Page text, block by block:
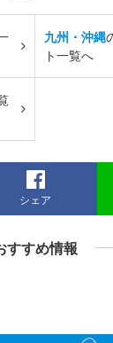
九州・沖縄
ト一覧へ
シェア
すすめ情報